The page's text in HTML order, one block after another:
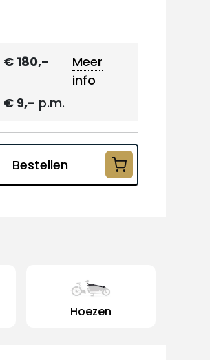
€ 180,-
Meer
info
€ 9,- p.m.
Bestellen
Hoezen